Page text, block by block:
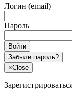
Логин (email)
Пароль
Войти
Забыли пароль?
×Close